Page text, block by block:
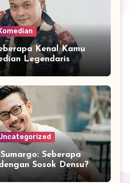
Komedian
Kenal Kamu
Legendaris
Seberapa
Sosok Densu?